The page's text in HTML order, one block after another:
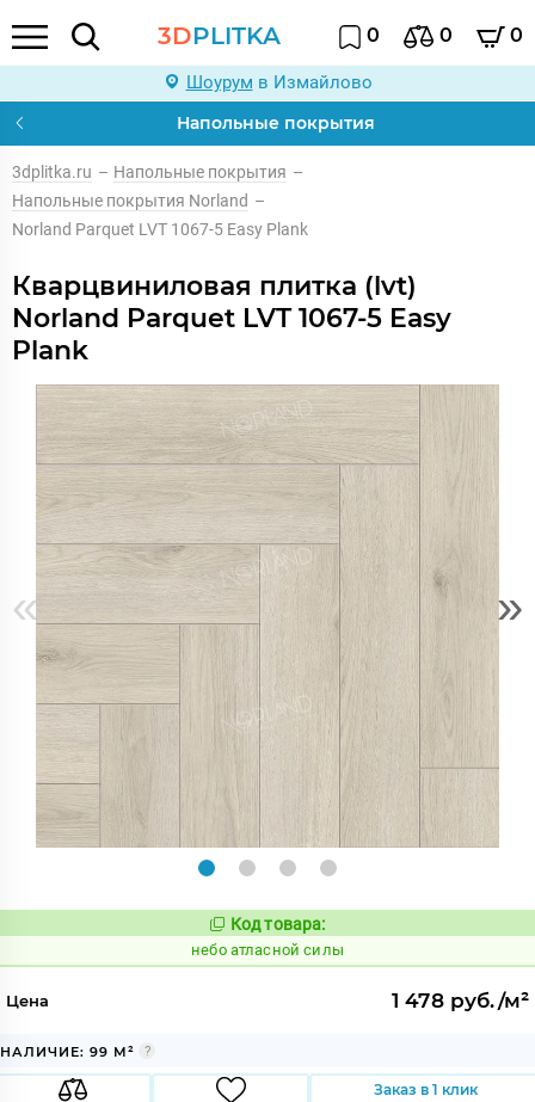
3DPLITKA 0 0 0
Шоурум в Измайлово
Напольные покрытия
3dplitka.ru – Напольные покрытия –
Напольные покрытия Norland –
Norland Parquet LVT 1067-5 Easy Plank
Кварцвиниловая плитка (lvt)
Norland Parquet LVT 1067-5 Easy
Plank
« »
Код:
1124338
Код товара:
небо атласной силы
Цена 1 478 руб./м²
НАЛИЧИЕ: 99 М²
Заказ в 1 клик